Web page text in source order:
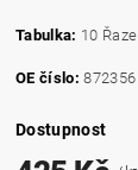
Tabulka: 10
OE číslo: 872356
Dostupnost